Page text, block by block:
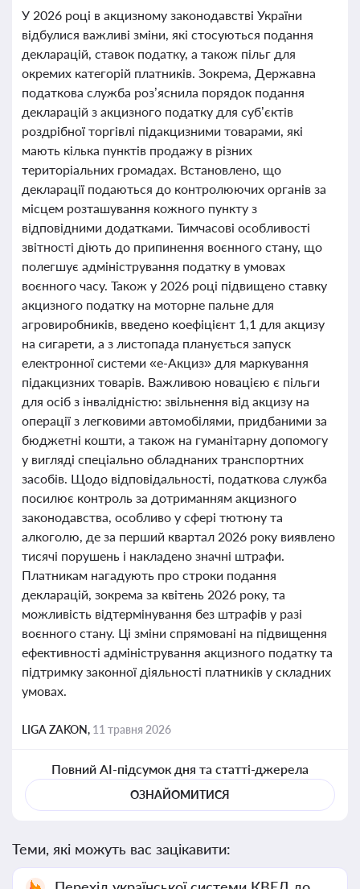
У 2026 році в акцизному законодавстві України
відбулися важливі зміни, які стосуються подання
декларацій, ставок податку, а також пільг для
окремих категорій платників. Зокрема, Державна
податкова служба роз’яснила порядок подання
декларацій з акцизного податку для суб’єктів
роздрібної торгівлі підакцизними товарами, які
мають кілька пунктів продажу в різних
територіальних громадах. Встановлено, що
декларації подаються до контролюючих органів за
місцем розташування кожного пункту з
відповідними додатками. Тимчасові особливості
звітності діють до припинення воєнного стану, що
полегшує адміністрування податку в умовах
воєнного часу. Також у 2026 році підвищено ставку
акцизного податку на моторне пальне для
агровиробників, введено коефіцієнт 1,1 для акцизу
на сигарети, а з листопада планується запуск
електронної системи «е-Акциз» для маркування
підакцизних товарів. Важливою новацією є пільги
для осіб з інвалідністю: звільнення від акцизу на
операції з легковими автомобілями, придбаними за
бюджетні кошти, а також на гуманітарну допомогу
у вигляді спеціально обладнаних транспортних
засобів. Щодо відповідальності, податкова служба
посилює контроль за дотриманням акцизного
законодавства, особливо у сфері тютюну та
алкоголю, де за перший квартал 2026 року виявлено
тисячі порушень і накладено значні штрафи.
Платникам нагадують про строки подання
декларацій, зокрема за квітень 2026 року, та
можливість відтермінування без штрафів у разі
воєнного стану. Ці зміни спрямовані на підвищення
ефективності адміністрування акцизного податку та
підтримку законної діяльності платників у складних
умовах.
LIGA ZAKON, 11 травня 2026
Повний AI-підсумок дня та статті-джерела
ОЗНАЙОМИТИСЯ
Теми, які можуть вас зацікавити: